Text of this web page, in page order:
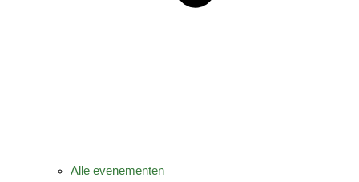
Alle evenementen